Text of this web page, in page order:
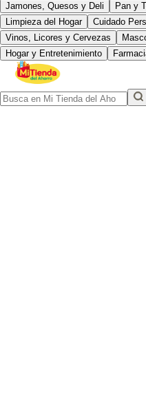
Jamones, Quesos y Deli
Pan y
Limpieza del Hogar
Cuidado
Vinos, Licores y Cervezas
Hogar y Entretenimiento